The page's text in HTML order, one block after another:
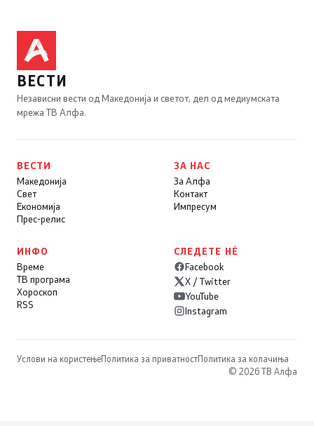
ВЕСТИ
Независни вести од Македонија и светот, дел од медиумската
мрежа ТВ Алфа.
ВЕСТИ
Македонија
Свет
Економија
Прес-релис
ЗА НАС
За Алфа
Контакт
Импресум
ИНФО
Време
ТВ програма
Хороскоп
RSS
СЛЕДЕТЕ НÉ
Facebook
X / Twitter
YouTube
Instagram
Услови на користењеПолитика за приватностПолитика за колачиња
© 2026 ТВ Алфа